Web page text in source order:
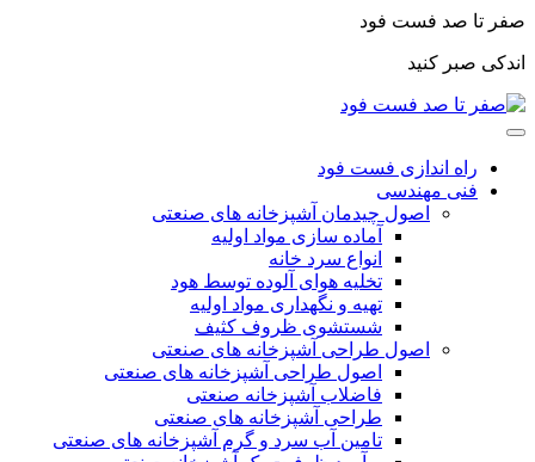
صفر تا صد فست فود
اندکی صبر کنید
راه اندازی فست فود
فنی مهندسی
اصول چیدمان آشپزخانه های صنعتی
آماده سازی مواد اولیه
انواع سرد خانه
تخلیه هوای آلوده توسط هود
تهیه و نگهداری مواد اولیه
شستشوی ظروف کثیف
اصول طراحی آشپزخانه های صنعتی
اصول طراحی آشپزخانه های صنعتی
فاضلاب آشپزخانه صنعتی
طراحی آشپزخانه های صنعتی
تامین آب سرد و گرم آشپزخانه های صنعتی